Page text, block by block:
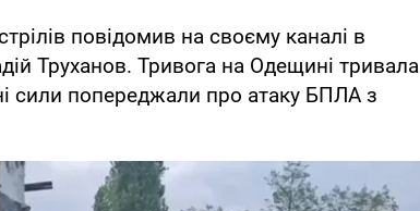
повідомив на своєму каналі в
Труханов. Тривога на Одещині тривала
сили попереджали про атаку БПЛА з